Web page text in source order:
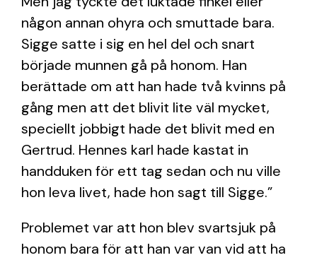
någon annan ohyra och smuttade bara.
Sigge satte i sig en hel del och snart
började munnen gå på honom. Han
berättade om att han hade två kvinns på
gång men att det blivit lite väl mycket,
speciellt jobbigt hade det blivit med en
Gertrud. Hennes karl hade kastat in
handduken för ett tag sedan och nu ville
hon leva livet, hade hon sagt till Sigge.”
Problemet var att hon blev svartsjuk på
honom bara för att han var van vid att ha